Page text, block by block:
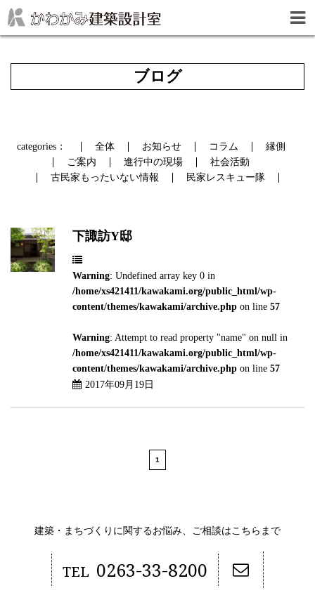
ブログ
categories： 全体 お知らせ コラム
縁側
ご案内
進行中の現場
社会活動
古民家もったいない情報
民家レスキュー隊
下諏訪Y邸
Warning: Undefined array key 0 in
/home/xs421411/kawakami.org/public_html/wp-
content/themes/kawakami/archive.phpon line 57
Warning: Attempt to read property "name" on null in
/home/xs421411/kawakami.org/public_html/wp-
content/themes/kawakami/archive.phpon line 57
2017年09月19日
1
建築・まちづくりに関するお悩み、ご相談はこちらまで
TEL 0263-33-8200